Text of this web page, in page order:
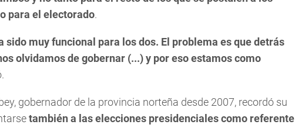
para el electorado.
sido muy funcional para los dos. El problema es que detrás
olvidamos de gobernar (...) y por eso estamos como
gobernador de la provincia norteña desde 2007, recordó su
también a las elecciones presidenciales como referente